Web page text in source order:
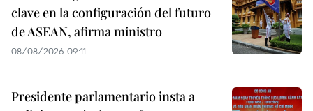
clave en la configuración del futuro
de ASEAN, afirma ministro
08/08/2026 09:11
Presidente parlamentario insta a